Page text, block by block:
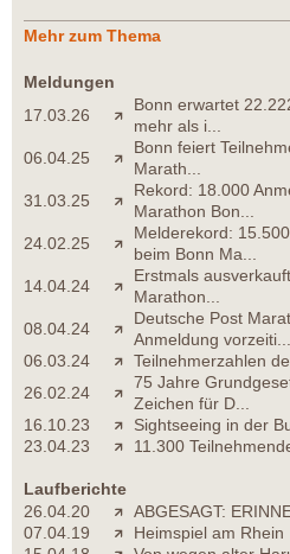
Mehr zum Thema
Meldungen
17.03.26
Bonn erwartet
mehr als i...
06.04.25
Bonn feiert
Marath...
31.03.25
Rekord: 18.000
Marathon Bon...
24.02.25
Melderekord:
beim Bonn Ma...
14.04.24
Erstmals
Marathon...
08.04.24
Deutsche Post
Anmeldung vorzeiti...
06.03.24
Teilnehmerzahlen
26.02.24
75 Jahre
Zeichen für D...
16.10.23
Sightseeing in der
23.04.23
11.300
Laufberichte
26.04.20
ABGESAGT:
07.04.19
Heimspiel am Rhein